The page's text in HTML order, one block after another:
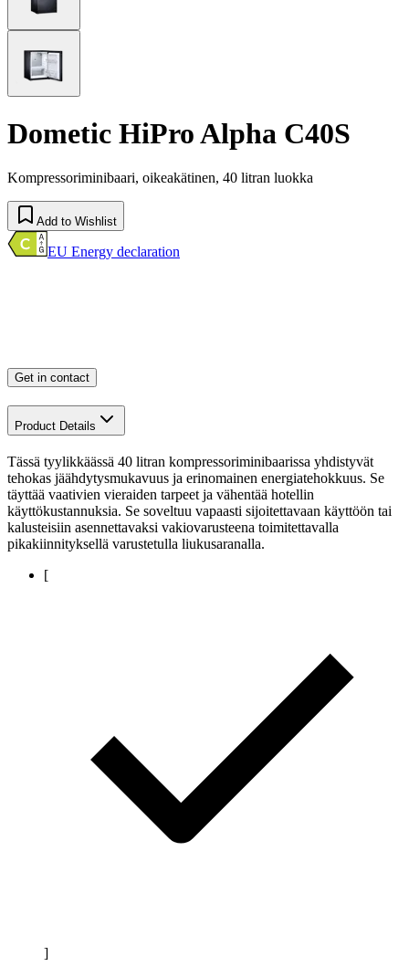
Dometic HiPro Alpha C40S
Kompressoriminibaari, oikeakätinen, 40 litran luokka
Add to Wishlist
EU Energy declaration
Get in contact
Product Details
Tässä tyylikkäässä 40 litran kompressoriminibaarissa yhdistyvät
tehokas jäähdytysmukavuus ja erinomainen energiatehokkuus. Se
täyttää vaativien vieraiden tarpeet ja vähentää hotellin
käyttökustannuksia. Se soveltuu vapaasti sijoitettavaan käyttöön tai
kalusteisiin asennettavaksi vakiovarusteena toimitettavalla
pikakiinnityksellä varustetulla liukusaranalla.
[
]